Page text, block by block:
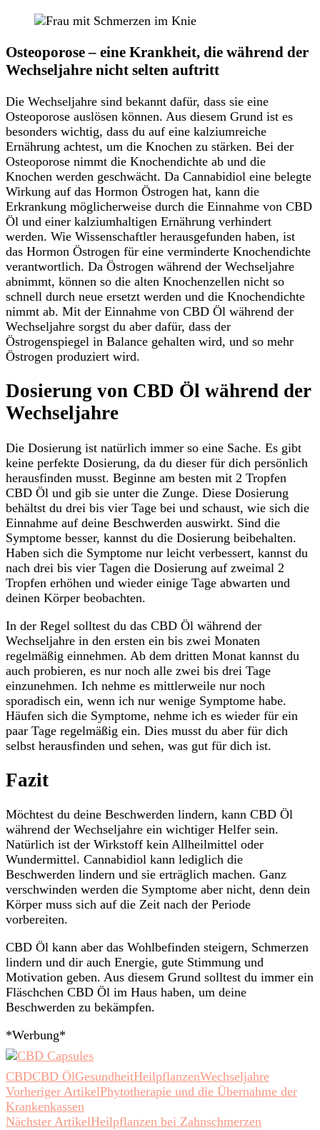
Osteoporose – eine Krankheit, die während der
Wechseljahre nicht selten auftritt
Die Wechseljahre sind bekannt dafür, dass sie eine
Osteoporose auslösen können. Aus diesem Grund ist es
besonders wichtig, dass du auf eine kalziumreiche
Ernährung achtest, um die Knochen zu stärken. Bei der
Osteoporose nimmt die Knochendichte ab und die
Knochen werden geschwächt. Da Cannabidiol eine belegte
Wirkung auf das Hormon Östrogen hat, kann die
Erkrankung möglicherweise durch die Einnahme von CBD
Öl und einer kalziumhaltigen Ernährung verhindert
werden. Wie Wissenschaftler herausgefunden haben, ist
das Hormon Östrogen für eine verminderte Knochendichte
verantwortlich. Da Östrogen während der Wechseljahre
abnimmt, können so die alten Knochenzellen nicht so
schnell durch neue ersetzt werden und die Knochendichte
nimmt ab. Mit der Einnahme von CBD Öl während der
Wechseljahre sorgst du aber dafür, dass der
Östrogenspiegel in Balance gehalten wird, und so mehr
Östrogen produziert wird.
Dosierung von CBD Öl während der
Wechseljahre
Die Dosierung ist natürlich immer so eine Sache. Es gibt
keine perfekte Dosierung, da du dieser für dich persönlich
herausfinden musst. Beginne am besten mit 2 Tropfen
CBD Öl und gib sie unter die Zunge. Diese Dosierung
behältst du drei bis vier Tage bei und schaust, wie sich die
Einnahme auf deine Beschwerden auswirkt. Sind die
Symptome besser, kannst du die Dosierung beibehalten.
Haben sich die Symptome nur leicht verbessert, kannst du
nach drei bis vier Tagen die Dosierung auf zweimal 2
Tropfen erhöhen und wieder einige Tage abwarten und
deinen Körper beobachten.
In der Regel solltest du das CBD Öl während der
Wechseljahre in den ersten ein bis zwei Monaten
regelmäßig einnehmen. Ab dem dritten Monat kannst du
auch probieren, es nur noch alle zwei bis drei Tage
einzunehmen. Ich nehme es mittlerweile nur noch
sporadisch ein, wenn ich nur wenige Symptome habe.
Häufen sich die Symptome, nehme ich es wieder für ein
paar Tage regelmäßig ein. Dies musst du aber für dich
selbst herausfinden und sehen, was gut für dich ist.
Fazit
Möchtest du deine Beschwerden lindern, kann CBD Öl
während der Wechseljahre ein wichtiger Helfer sein.
Natürlich ist der Wirkstoff kein Allheilmittel oder
Wundermittel. Cannabidiol kann lediglich die
Beschwerden lindern und sie erträglich machen. Ganz
verschwinden werden die Symptome aber nicht, denn dein
Körper muss sich auf die Zeit nach der Periode
vorbereiten.
CBD Öl kann aber das Wohlbefinden steigern, Schmerzen
lindern und dir auch Energie, gute Stimmung und
Motivation geben. Aus diesem Grund solltest du immer ein
Fläschchen CBD Öl im Haus haben, um deine
Beschwerden zu bekämpfen.
*Werbung*
CBDCBD ÖlGesundheitHeilpflanzenWechseljahre
Beitragsnavigation
Vorheriger ArtikelPhytotherapie und die Übernahme der
Krankenkassen
Nächster ArtikelHeilpflanzen bei Zahnschmerzen